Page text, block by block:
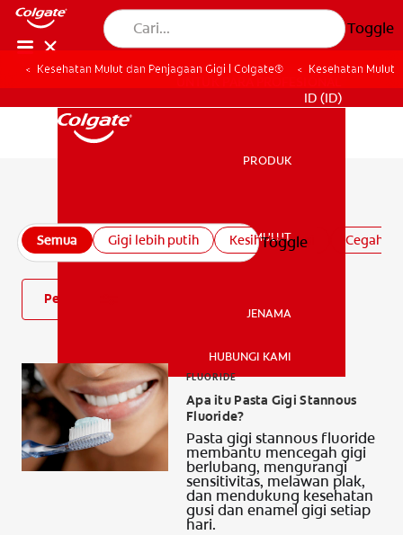
Toggle
KESEHATAN MULUT
HUBUNGI KAMI
UNTUK PARA PROFESIONAL
ID (ID)
PRODUK
KESEHATAN MULUT
JENAMA
HUBUNGI KAMI
Toggle
Kesehatan Mulut dan Penjagaan Gigi | Colgate® Kesehatan Mulut
Semua Gigi lebih putih Kesihatan gusi Cegah
Penapis
FLUORIDE
Apa itu Pasta Gigi Stannous
Fluoride?
Pasta gigi stannous fluoride
membantu mencegah gigi
berlubang, mengurangi
sensitivitas, melawan plak,
dan mendukung kesehatan
gusi dan enamel gigi setiap
hari.